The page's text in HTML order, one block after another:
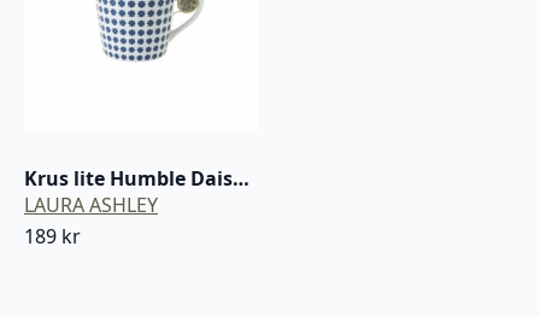
Krus lite Humble Daisy Laura Ashley blå / hvit porselen
LAURA ASHLEY
189 kr